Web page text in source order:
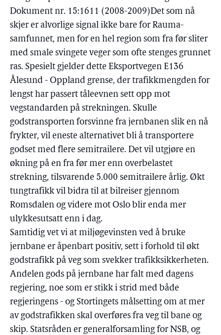
Dokument nr. 15:1611 (2008-2009)Det som nå
skjer er alvorlige signal ikke bare for Rauma-
samfunnet, men for en hel region som fra før sliter
med smale svingete veger som ofte stenges grunnet
ras. Spesielt gjelder dette Eksportvegen E136
Ålesund - Oppland grense, der trafikkmengden for
lengst har passert tåleevnen sett opp mot
vegstandarden på strekningen. Skulle
godstransporten forsvinne fra jernbanen slik en nå
frykter, vil eneste alternativet bli å transportere
godset med flere semitrailere. Det vil utgjøre en
økning på en fra før mer enn overbelastet
strekning, tilsvarende 5.000 semitrailere årlig. Økt
tungtrafikk vil bidra til at bilreiser gjennom
Romsdalen og videre mot Oslo blir enda mer
ulykkesutsatt enn i dag.
Samtidig vet vi at miljøgevinsten ved å bruke
jernbane er åpenbart positiv, sett i forhold til økt
godstrafikk på veg som svekker trafikksikkerheten.
Andelen gods på jernbane har falt med dagens
regjering, noe som er stikk i strid med både
regjeringens - og Stortingets målsetting om at mer
av godstrafikken skal overføres fra veg til bane og
skip. Statsråden er generalforsamling for NSB, og